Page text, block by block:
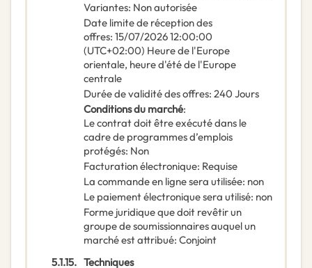
Variantes: Non autorisée
Date limite de réception des
offres: 15/07/202612:00:00
(UTC+02:00) Heure de l'Europe
orientale, heure d'été de l'Europe
centrale
Durée de validité des offres: 240 Jours
Conditions du marché:
Le contrat doit être exécuté dans le
cadre de programmes d’emplois
protégés: Non
Facturation électronique: Requise
La commande en ligne sera utilisée: non
Le paiement électronique sera utilisé: non
Forme juridique que doit revêtir un
groupe de soumissionnaires auquel un
marché est attribué: Conjoint
5.1.15. Techniques